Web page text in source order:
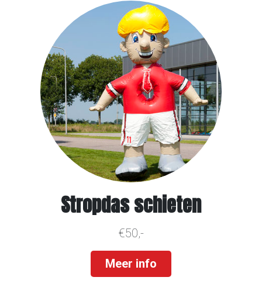
Stropdas schieten
€50,-
Meer info